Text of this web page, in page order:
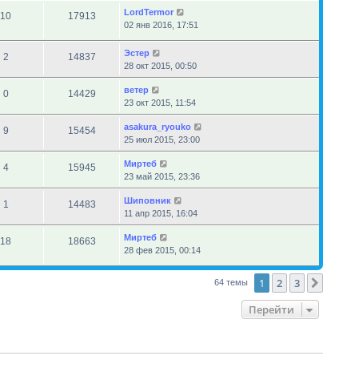
10 17913
LordTermor
02 янв 2016, 17:51
2 14837
Эстер
28 окт 2015, 00:50
0 14429
ветер
23 окт 2015, 11:54
9 15454
asakura_ryouko
25 июл 2015, 23:00
4 15945
Миртеб
23 май 2015, 23:36
1 14483
Шиповник
11 апр 2015, 16:04
18 18663
Миртеб
28 фев 2015, 00:14
64 темы 1 2 3
Перейти